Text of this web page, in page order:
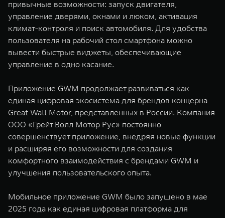
привычные возможности: запуск двигателя,
управление дверями, окнами и люком, активация
климат-контроля и поиск автомобиля. Для удобства
пользователя на рабочий стол смартфона можно
вывести быстрые виджеты, обеспечивающие
управление в одно касание.
Приложение GWM продолжает развиваться как
единая цифровая экосистема для брендов концерна
Great Wall Motor, представленных в России. Компания
ООО «Грейт Волл Мотор Рус» постоянно
совершенствует приложение, внедряя новые функции
и расширяя его возможности для создания
комфортного взаимодействия с брендами GWM и
улучшения пользовательского опыта.
Мобильное приложение GWM было запущено в мае
2025 года как единая цифровая платформа для